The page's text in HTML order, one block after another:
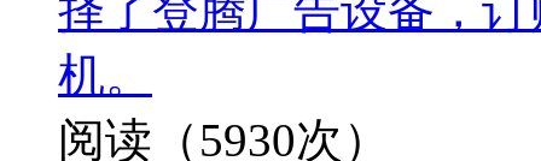
择了登腾广告设备，
机。
阅读（5930次）